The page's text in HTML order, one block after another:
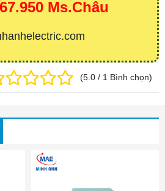
Ms.Châu
(5.0 / 1 Bình chọn)